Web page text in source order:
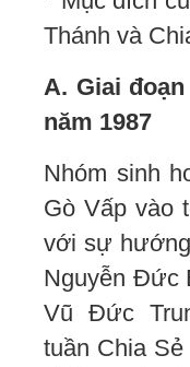
Thánh và
A. Giai
năm 1987
Nhóm sinh
Gò Vấp vào
với sự
Nguyễn Đức
Vũ Đức
tuần Chia